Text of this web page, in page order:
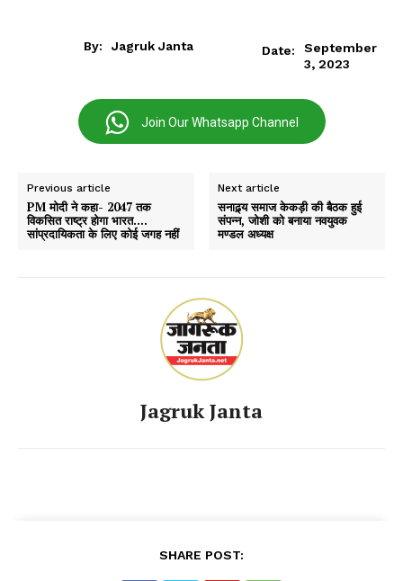
By: Jagruk Janta Date:
September
3, 2023
Join Our Whatsapp Channel
Previous article
PM मोदी ने कहा- 2047 तक
विकसित राष्ट्र होगा भारत….
सांप्रदायिकता के लिए कोई जगह नहीं
Next article
सनाढ़्य समाज केकड़ी की बैठक हुई
संपन्न, जोशी को बनाया नवयुवक
मण्डल अध्यक्ष
Jagruk Janta
SHARE POST: